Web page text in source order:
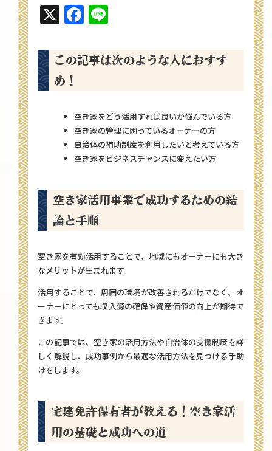
X Facebook
この記事は次のような人におすす
め！
空き家をどう活用すれば良いか悩んでいる方
空き家の管理に困っているオーナーの方
自治体の補助制度を利用したいと考えている方
空き家をビジネスチャンスに変えたい方
空き家活用事業で成功するための結
論と手順
空き家を有効活用することで、地域にもオーナーにも大き
なメリットが生まれます。
活用することで、周囲の環境が改善されるだけでなく、オ
ーナーにとっても収入源の確保や資産価値の向上が期待で
きます。
この記事では、空き家の活用方法や自治体の支援制度を詳
しく解説し、成功事例から最適な活用方法を見つける手助
けをします。
宅建免許保有者が教える！空き家活
用の基礎と成功への道